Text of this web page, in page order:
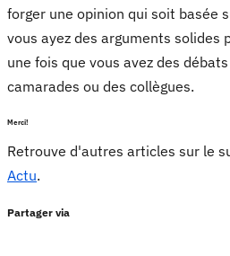
forger une opinion qui soit basée
vous ayez des arguments solides
une fois que vous avez des
camarades ou des collègues.
Merci!
Retrouve d'autres articles sur le
Actu.
Partager via